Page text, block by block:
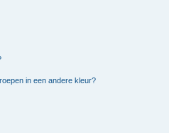
in een andere kleur?